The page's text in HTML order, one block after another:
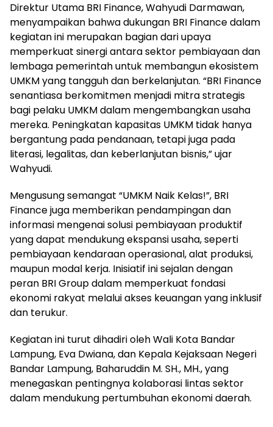
Direktur Utama BRI Finance, Wahyudi Darmawan,
menyampaikan bahwa dukungan BRI Finance dalam
kegiatan ini merupakan bagian dari upaya
memperkuat sinergi antara sektor pembiayaan dan
lembaga pemerintah untuk membangun ekosistem
UMKM yang tangguh dan berkelanjutan. “BRI Finance
senantiasa berkomitmen menjadi mitra strategis
bagi pelaku UMKM dalam mengembangkan usaha
mereka. Peningkatan kapasitas UMKM tidak hanya
bergantung pada pendanaan, tetapi juga pada
literasi, legalitas, dan keberlanjutan bisnis,” ujar
Wahyudi.
Mengusung semangat “UMKM Naik Kelas!”, BRI
Finance juga memberikan pendampingan dan
informasi mengenai solusi pembiayaan produktif
yang dapat mendukung ekspansi usaha, seperti
pembiayaan kendaraan operasional, alat produksi,
maupun modal kerja. Inisiatif ini sejalan dengan
peran BRI Group dalam memperkuat fondasi
ekonomi rakyat melalui akses keuangan yang inklusif
dan terukur.
Kegiatan ini turut dihadiri oleh Wali Kota Bandar
Lampung, Eva Dwiana, dan Kepala Kejaksaan Negeri
Bandar Lampung, Baharuddin M. SH., MH., yang
menegaskan pentingnya kolaborasi lintas sektor
dalam mendukung pertumbuhan ekonomi daerah.